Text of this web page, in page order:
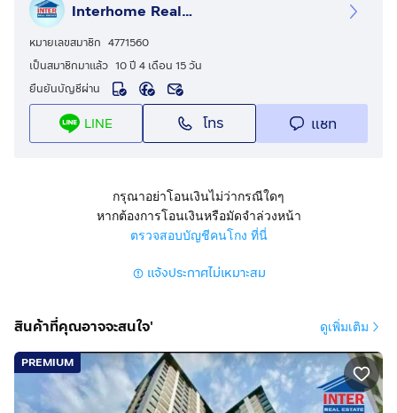
รายละเอียด
ใกล้The Mall ท่าพระ รพ.พญาไท 3 รพ.สมิติเวช ธนบุรี
รพ.สมเด็จพระปิ่นเกล้า
เดอะ พาร์คแลนด์ เพชรเกษม-ท่าพระ ( The Parkland
Phetkasem-Thapra ) ขายคอนโดมิเนียม
ท่าพระ เขตบางกอกใหญ่ กรุงเทพมหานคร
สูง 21 ชั้น 1 นอน 1 น้ำ 1 ครัว อยู่ชั้น 6
อยู่ พร้อมเฟอร์นิเจอร์ และเครื่องใช้ไฟฟ้า ได้แก่ แอร์ เตียง ตู้
เสื้อผ้า โซฟา โต๊ะรับประทานอาหาร ตู้เก็บของ
ราคา 2.9 ล้านบาท ขายพร้อมผู้เช่า โดยมีค่าเช่าเดือนละ
10,000 บาท
คอนโดขนาด 33.67 ตรม. ประกอบด้วยห้องนอน 1 ห้อง
Interhome Realty Estate
หมายเลขสมาชิก 4771560
เป็นสมาชิกมาแล้ว 10 ปี 4 เดือน 15 วัน
ยืนยันบัญชีผ่าน
LINE โทร แชท
กรุณาอย่าโอนเงินไม่ว่ากรณีใดๆ
หากต้องการโอนเงินหรือมัดจำล่วงหน้า
ตรวจสอบบัญชีคนโกง ที่นี่
แจ้งประกาศไม่เหมาะสม
สินค้าที่คุณอาจจะสนใจ' ดูเพิ่มเติม
PREMIUM